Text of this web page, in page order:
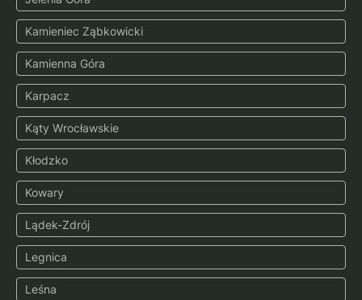
Kamieniec Ząbkowicki
Kamienna Góra
Karpacz
Kąty Wrocławskie
Kłodzko
Kowary
Lądek-Zdrój
Legnica
Leśna